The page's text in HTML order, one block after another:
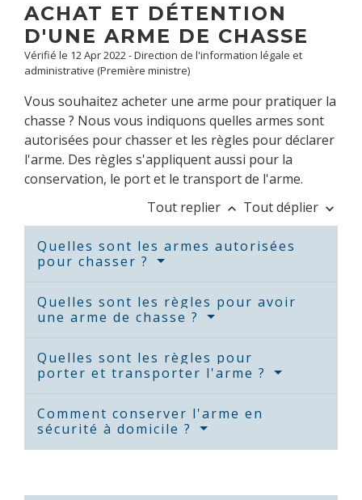
ACHAT ET DÉTENTION
D'UNE ARME DE CHASSE
Vérifié le 12 Apr 2022 - Direction de l'information légale et
administrative (Première ministre)
Vous souhaitez acheter une arme pour pratiquer la
chasse ? Nous vous indiquons quelles armes sont
autorisées pour chasser et les règles pour déclarer
l'arme. Des règles s'appliquent aussi pour la
conservation, le port et le transport de l'arme.
Tout replier keyboard_arrow_up Tout déplier keyboard_arrow_down
Quelles sont les armes autorisées
pour chasser ?
Quelles sont les règles pour avoir
une arme de chasse ?
Quelles sont les règles pour
porter et transporter l'arme ?
Comment conserver l'arme en
sécurité à domicile ?